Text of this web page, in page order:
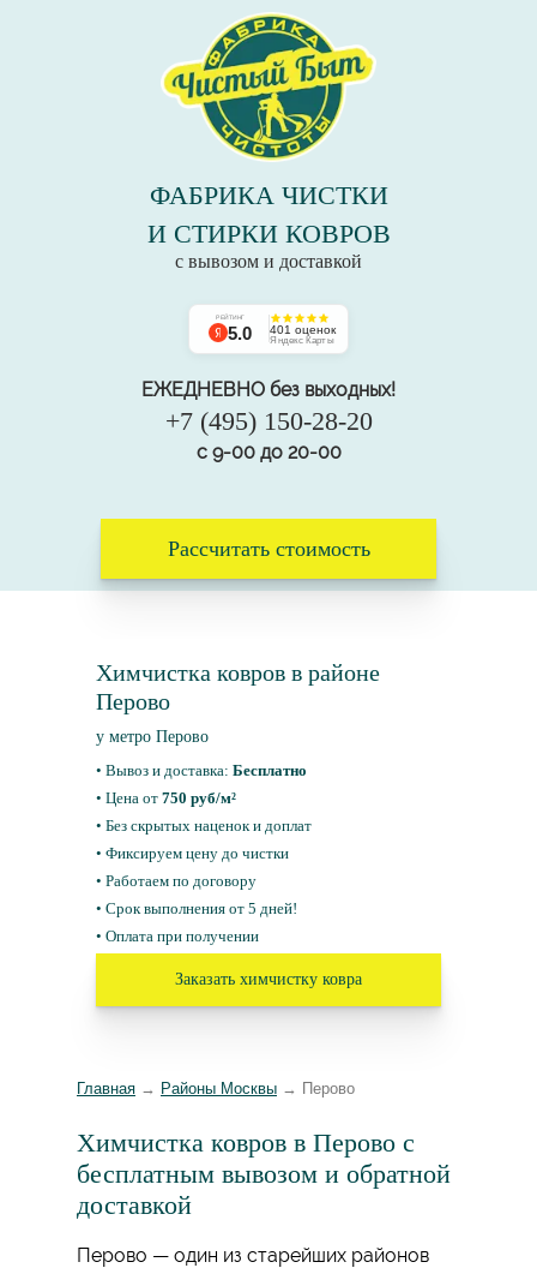
ФАБРИКА ЧИСТКИ
И СТИРКИ КОВРОВ
с вывозом и доставкой
РЕЙТИНГ
5.0 401 оценок
Яндекс Карты
ЕЖЕДНЕВНО без выходных!
+7 (495) 150-28-20
с 9-00 до 20-00
Рассчитать стоимость
Химчистка ковров в районе
Перово
у метро Перово
• Вывоз и доставка: Бесплатно
• Цена от 750 руб/м²
• Без скрытых наценок и доплат
• Фиксируем цену до чистки
• Работаем по договору
• Срок выполнения от 5 дней!
• Оплата при получении
Заказать химчистку ковра
Главная → Районы Москвы → Перово
Химчистка ковров в Перово с
бесплатным вывозом и обратной
доставкой
Перово — один из старейших районов